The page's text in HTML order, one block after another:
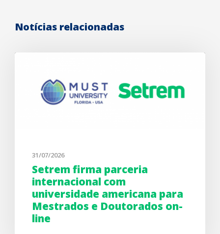
Notícias relacionadas
31/07/2026
Setrem firma parceria
internacional com
universidade americana para
Mestrados e Doutorados on-
line